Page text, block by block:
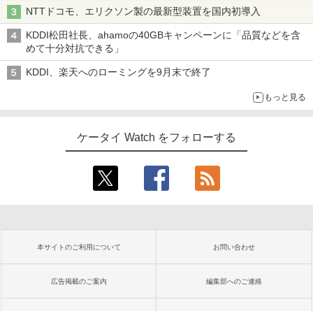
NTTドコモ、エリクソン製の最新型装置を国内初導入
KDDI松田社長、ahamoの40GBキャンペーンに「品質などを含
めて十分対抗できる」
KDDI、楽天へのローミングを9月末で終了
もっと見る
ケータイ Watch をフォローする
本サイトのご利用について お問い合わせ
広告掲載のご案内 編集部へのご連絡